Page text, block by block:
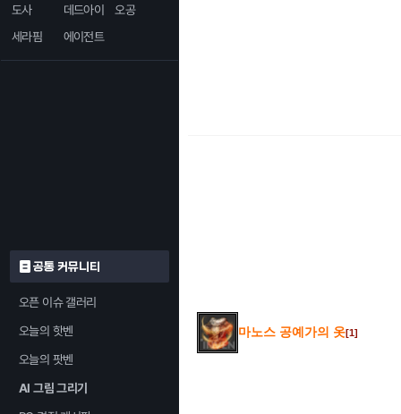
도사
데드아이
오공
세라핌
에이전트
공통 커뮤니티
오픈 이슈 갤러리
오늘의 핫벤
오늘의 팟벤
AI 그림 그리기
마노스 공예가의 옷[1]